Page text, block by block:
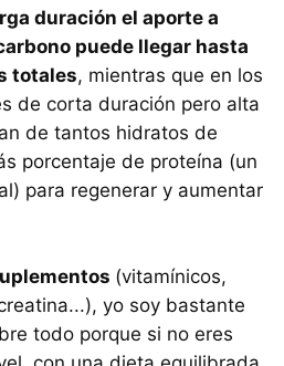
duración el aporte a
puede llegar hasta
totales, mientras que en los
de corta duración pero alta
de tantos hidratos de
porcentaje de proteína (un
para regenerar y aumentar
(vitamínicos,
yo soy bastante
todo porque si no eres